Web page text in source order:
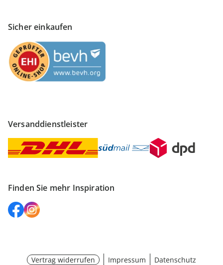
Sicher einkaufen
Versanddienstleister
Finden Sie mehr Inspiration
Vertrag widerrufen Impressum
Datenschutz